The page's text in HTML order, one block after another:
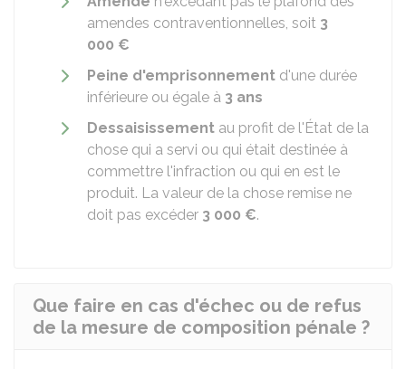
amendes contraventionnelles, soit 3
000 €
Peine d'emprisonnement d'une durée
inférieure ou égale à 3 ans
Dessaisissement au profit de l'État de la
chose qui a servi ou qui était destinée à
commettre l'infraction ou qui en est le
produit. La valeur de la chose remise ne
doit pas excéder 3 000 €.
Que faire en cas d'échec ou de refus
de la mesure de composition pénale ?